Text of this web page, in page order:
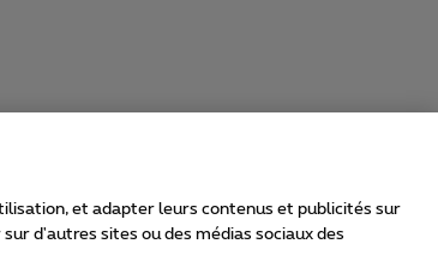
et adapter leurs contenus et publicités sur
d'autres sites ou des médias sociaux des